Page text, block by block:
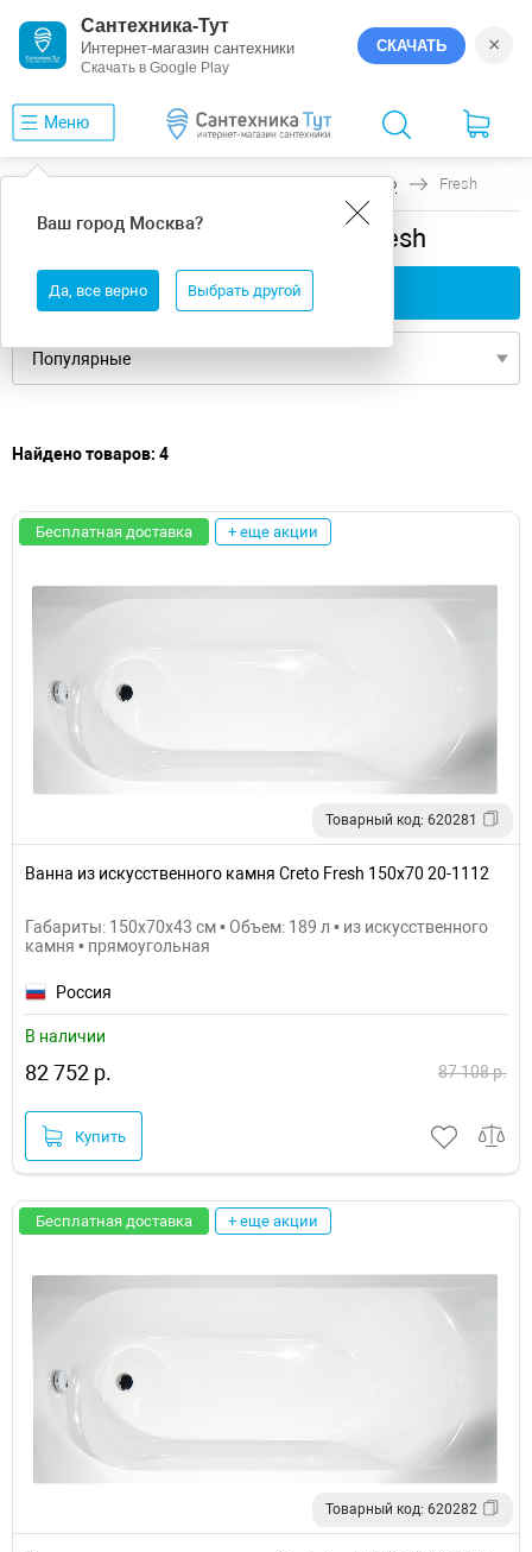
Сантехника-Тут
Интернет-магазин сантехники
Скачать в Google Play
СКАЧАТЬ ×
Меню
Ваш город Москва?
Да, все верно Выбрать другой
Creto Fresh
универсальная ванны Creto Fresh
Применить фильтры
Найдено товаров: 4
Бесплатная доставка + еще акции
Товарный код: 620281
Ванна из искусственного камня Creto Fresh 150х70 20-1112
Габариты: 150x70x43 см • Объем: 189 л • из искусственного
камня • прямоугольная
Россия
В наличии
82 752 р. 87 108 р.
Купить
Бесплатная доставка + еще акции
Товарный код: 620282